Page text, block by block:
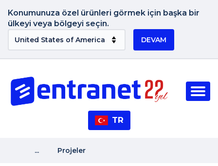
Konumunuza özel ürünleri görmek için başka bir
ülkeyi veya bölgeyi seçin.
DEVAM
TR
... Projeler